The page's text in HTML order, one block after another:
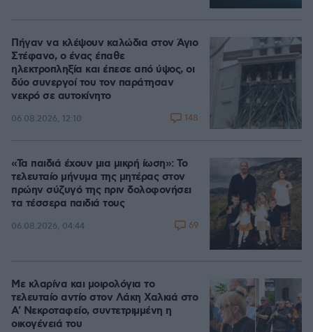
Πήγαν να κλέψουν καλώδια στον Άγιο
Στέφανο, ο ένας έπαθε
ηλεκτροπληξία και έπεσε από ύψος, οι
δύο συνεργοί του τον παράτησαν
νεκρό σε αυτοκίνητο
06.08.2026, 12:10 148
«Τα παιδιά έχουν μια μικρή ίωση»: Το
τελευταίο μήνυμα της μητέρας στον
πρώην σύζυγό της πριν δολοφονήσει
τα τέσσερα παιδιά τους
06.08.2026, 04:44 69
Με κλαρίνα και μοιρολόγια το
τελευταίο αντίο στον Λάκη Χαλκιά στο
A' Νεκροταφείο, συντετριμμένη η
οικογένειά του